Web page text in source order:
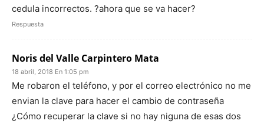
cedula incorrectos. ?ahora que se va hacer?
Respuesta
Noris del Valle Carpintero Mata
18 abril, 2018 En 1:05 pm
Me robaron el teléfono, y por el correo electrónico no me
envian la clave para hacer el cambio de contraseña
¿Cómo recuperar la clave si no hay niguna de esas dos